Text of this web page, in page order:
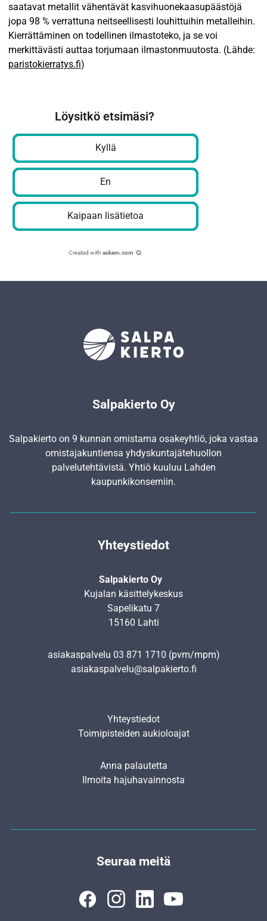
saatavat metallit vähentävät kasvihuonekaasupäästöjä
jopa 98 % verrattuna neitseellisesti louhittuihin metalleihin.
Kierrättäminen on todellinen ilmastoteko, ja se voi
merkittävästi auttaa torjumaan ilmastonmuutosta. (Lähde:
paristokierratys.fi)
Löysitkö etsimäsi?
Kyllä
En
Kaipaan lisätietoa
Created with askem.com
Salpakierto Oy
Salpakierto on 9 kunnan omistama osakeyhtiö, joka vastaa
omistajakuntiensa yhdyskunta­jätehuollon
palvelutehtävistä. Yhtiö kuuluu Lahden
kaupunkikonserniin.
Yhteystiedot
Salpakierto Oy
Kujalan käsittelykeskus
Sapelikatu 7
15160 Lahti
asiakaspalvelu 03 871 1710 (pvm/mpm)
asiakaspalvelu@salpakierto.fi
Yhteystiedot
Toimipisteiden aukioloajat
Anna palautetta
Ilmoita hajuhavainnosta
Seuraa meitä